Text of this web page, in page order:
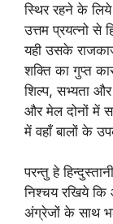
स्थिर रहने के
उत्तम प्रयत्नो से
यही उसके
शक्ति का गुप्त
शिल्प, सभ्यता
और मेल दोनों में
में वहाँ बालों के
परन्तु हे
निश्चय रखिये
अंग्रेजों के साथ